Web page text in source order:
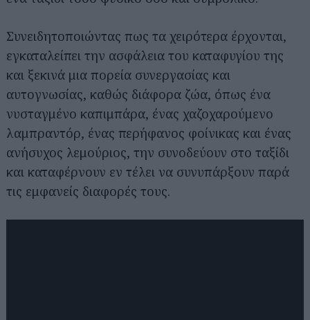
Συνειδητοποιώντας πως τα χειρότερα έρχονται,
εγκαταλείπει την ασφάλεια του καταφυγίου της
και ξεκινά μια πορεία συνεργασίας και
αυτογνωσίας, καθώς διάφορα ζώα, όπως ένα
νυσταγμένο καπιμπάρα, ένας χαζοχαρούμενο
λαμπραντόρ, ένας περήφανος φοίνικας και ένας
ανήσυχος λεμούριος, την συνοδεύουν στο ταξίδι
και καταφέρνουν εν τέλει να συνυπάρξουν παρά
τις εμφανείς διαφορές τους.